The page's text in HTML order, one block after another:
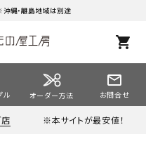
縄・離島地域は別途
shopping_cart
ル オーダー方法
mail_outline
お問合せ
店 ※本サイトが最安値！